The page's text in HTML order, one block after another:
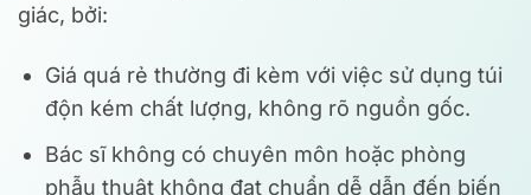
giác, bởi:
Giá quá rẻ thường đi kèm với việc sử dụng túi
độn kém chất lượng, không rõ nguồn gốc.
Bác sĩ không có chuyên môn hoặc phòng
phẫu thuật không đạt chuẩn dễ dẫn đến biến